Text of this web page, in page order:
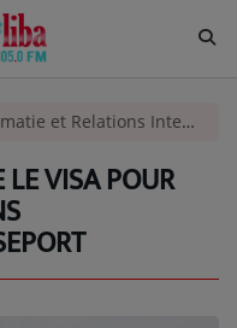
et Relations Internationales
VISA POUR